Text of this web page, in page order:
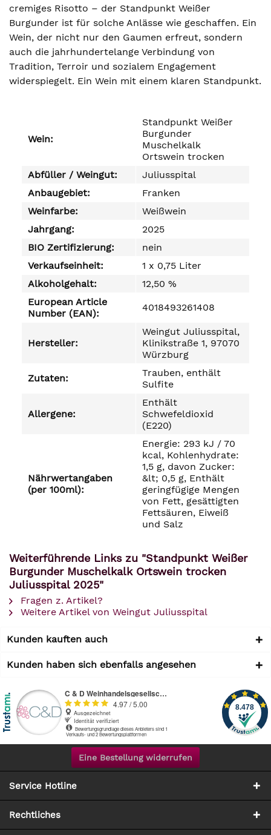
cremiges Risotto – der Standpunkt Weißer
Burgunder ist für solche Anlässe wie geschaffen. Ein
Wein, der nicht nur den Gaumen erfreut, sondern
auch die jahrhundertelange Verbindung von
Tradition, Terroir und sozialem Engagement
widerspiegelt. Ein Wein mit einem klaren Standpunkt.
Wein:
Standpunkt Weißer
Burgunder
Muschelkalk
Ortswein trocken
Abfüller / Weingut:
Juliusspital
Anbaugebiet:
Franken
Weinfarbe:
Weißwein
Jahrgang:
2025
BIO Zertifizierung:
nein
Verkaufseinheit:
1 x 0,75 Liter
Alkoholgehalt:
12,50 %
European Article
Number (EAN):
4018493261408
Hersteller:
Weingut Juliusspital,
Klinikstraße 1, 97070
Würzburg
Zutaten:
Trauben, enthält
Sulfite
Allergene:
Enthält
Schwefeldioxid
(E220)
Nährwertangaben
(per 100ml):
Energie: 293 kJ / 70
kcal, Kohlenhydrate:
1,5 g, davon Zucker:
&lt; 0,5 g, Enthält
geringfügige Mengen
von Fett, gesättigten
Fettsäuren, Eiweiß
und Salz
Weiterführende Links zu "Standpunkt Weißer
Burgunder Muschelkalk Ortswein trocken
Juliusspital 2025"
Fragen z. Artikel?
Weitere Artikel von Weingut Juliusspital
Kunden kauften auch
Kunden haben sich ebenfalls angesehen
Eine Bestellung widerrufen
Service Hotline
Rechtliches